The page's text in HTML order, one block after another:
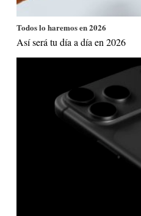
Todos lo haremos en 2026
Así será tu día a día en 2026